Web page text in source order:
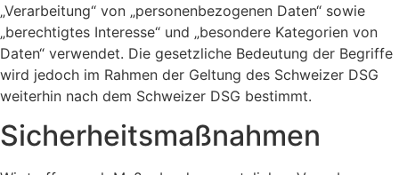
„Verarbeitung“ von „personenbezogenen Daten“ sowie
„berechtigtes Interesse“ und „besondere Kategorien von
Daten“ verwendet. Die gesetzliche Bedeutung der Begriffe
wird jedoch im Rahmen der Geltung des Schweizer DSG
weiterhin nach dem Schweizer DSG bestimmt.
Sicherheitsmaßnahmen